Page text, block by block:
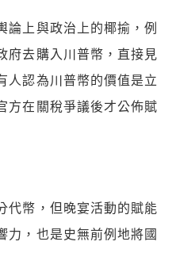
論上與政治上的椰揄，例
府去購入川普幣，直接見
人認為川普幣的價值是立
方在關稅爭議後才公佈賦
代幣，但晚宴活動的賦能
力，也是史無前例地將國